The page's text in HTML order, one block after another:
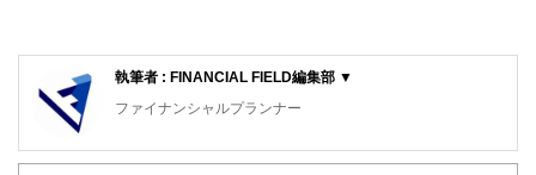
執筆者 : FINANCIAL FIELD編集部 ▼
ファイナンシャルプランナー
FinancialField編集部は、金融、経済に関する記事を、日々